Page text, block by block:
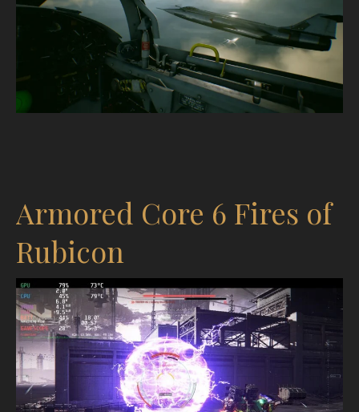
Armored Core 6 Fires of
Rubicon